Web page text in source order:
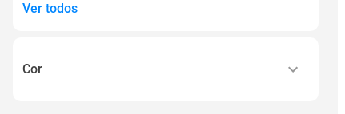
Ver todos
Cor